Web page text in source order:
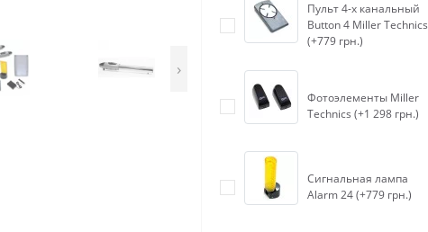
›
Пульт 4-х канальный
Button 4 Miller Technics
(+779 грн.)
Фотоэлементы Miller
Technics (+1 298 грн.)
Сигнальная лампа
Alarm 24 (+779 грн.)